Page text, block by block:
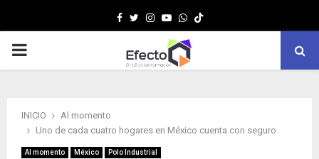
Facebook
TwitterInstagram
YoutubeWhatsapp
MENÚ
INICIO
Al momento
Uno de cada cuatro hogares en México cuenta con seguro
Al momento México Polo Industrial